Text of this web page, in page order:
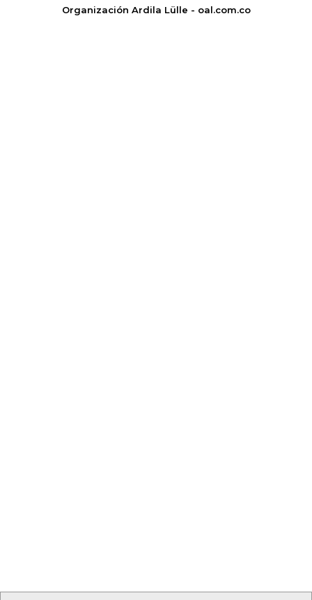
Organización Ardila Lülle - oal.com.co